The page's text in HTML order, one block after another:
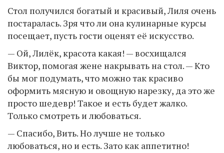
Стол получился богатый и красивый, Лиля очень
постаралась. Зря что ли она кулинарные курсы
посещает, пусть гости оценят её искусство.
— Ой, Лилёк, красота какая! — восхищался
Виктор, помогая жене накрывать на стол. — Кто
бы мог подумать, что можно так красиво
оформить мясную и овощную нарезку, да это же
просто шедевр! Такое и есть будет жалко.
Только смотреть и любоваться.
— Спасибо, Вить. Но лучше не только
любоваться, но и есть. Зато как аппетитно!